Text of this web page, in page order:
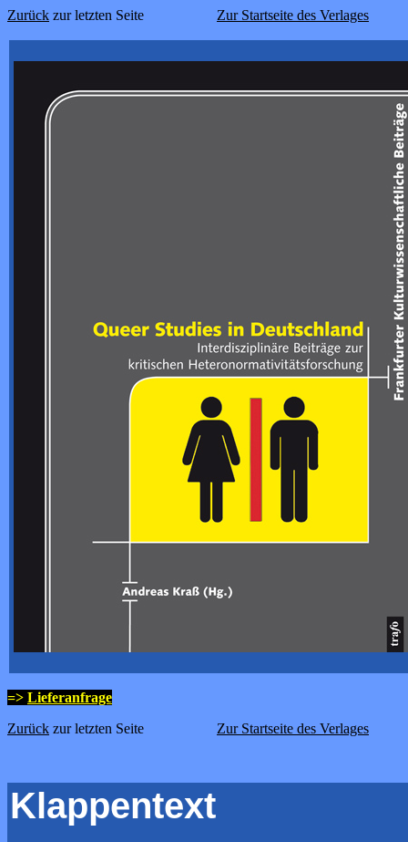
Zurück zur letzten Seite Zur Startseite des Verlages
=> Lieferanfrage
Zurück zur letzten Seite Zur Startseite des Verlages
Klappentext